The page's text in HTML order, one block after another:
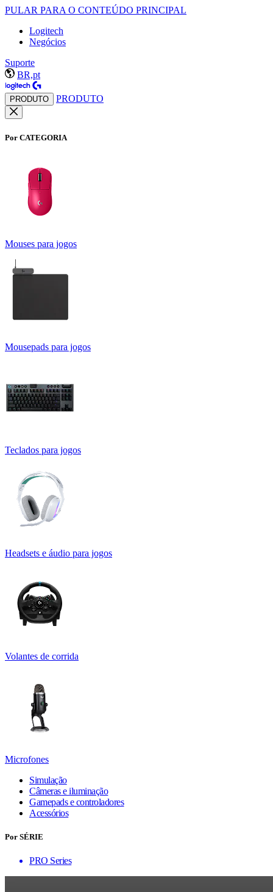
PULAR PARA O CONTEÚDO PRINCIPAL
Logitech
Negócios
Suporte
BR,pt
PRODUTO PRODUTO
Por CATEGORIA
Mouses para jogos
Mousepads para jogos
Teclados para jogos
Headsets e áudio para jogos
Volantes de corrida
Microfones
Simulação
Câmeras e iluminação
Gamepads e controladores
Acessórios
Por SÉRIE
PRO Series